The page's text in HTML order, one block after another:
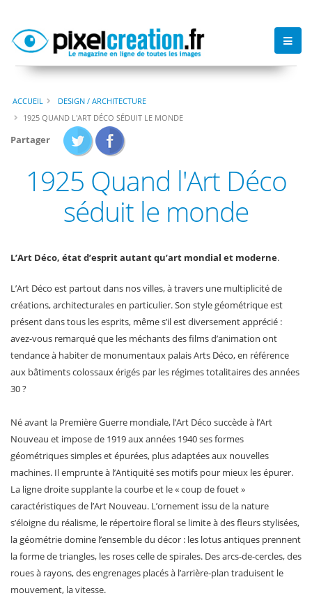
ACCUEIL
DESIGN / ARCHITECTURE
1925 QUAND L'ART DÉCO SÉDUIT LE MONDE
Partager
1925 Quand l'Art Déco
séduit le monde
L’Art Déco, état d’esprit autant qu’art mondial et moderne.
L’Art Déco est partout dans nos villes, à travers une multiplicité de
créations, architecturales en particulier. Son style géométrique est
présent dans tous les esprits, même s’il est diversement apprécié :
avez-vous remarqué que les méchants des films d’animation ont
tendance à habiter de monumentaux palais Arts Déco, en référence
aux bâtiments colossaux érigés par les régimes totalitaires des années
30 ?
Né avant la Première Guerre mondiale, l’Art Déco succède à l’Art
Nouveau et impose de 1919 aux années 1940 ses formes
géométriques simples et épurées, plus adaptées aux nouvelles
machines. Il emprunte à l’Antiquité ses motifs pour mieux les épurer.
La ligne droite supplante la courbe et le « coup de fouet »
caractéristiques de l’Art Nouveau. L’ornement issu de la nature
s’éloigne du réalisme, le répertoire floral se limite à des fleurs stylisées,
la géométrie domine l’ensemble du décor : les lotus antiques prennent
la forme de triangles, les roses celle de spirales. Des arcs-de-cercles, des
roues à rayons, des engrenages placés à l’arrière-plan traduisent le
mouvement, la vitesse.